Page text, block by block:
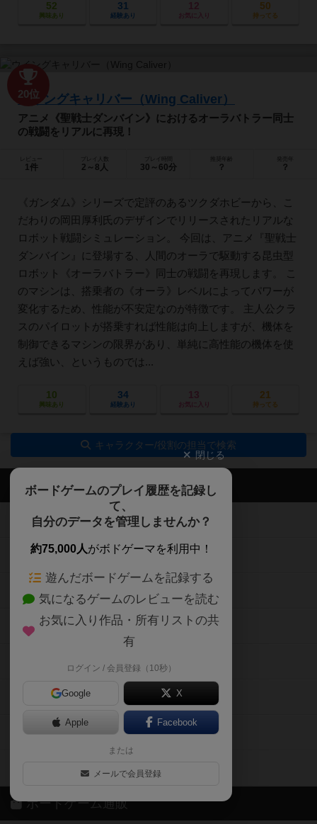
52
興味あり
31
経験あり
12
お気に入り
50
持ってる
20位
ウイングキャリバー（Wing Caliver）
アニメ《聖戦士ダンバイン》におけるオーラバトラー同士
の戦闘をリアルに再現！
1件
プレイ人数
2～8人 30～60分 ？ ？
《ガンダム》シリーズで定評のあるツクダホビーから、こ
だわりの岡田厚利氏のデザインでリリースされたリアルな
ロボット戦闘シミュレーション。 今回は、アニメ『聖戦士
ダンバイン』に登場する、人間のオーラで駆動する昆虫型
ロボット《オーラバトラー》同士の戦闘を再現します。 こ
のマシンは、搭乗者の《オーラ》レベルによってパワーが
変化するため、性能が不安定なのが特徴です。 主人公クラ
スのパイロットが搭乗すれば性能は向上しますが、機体を
制御できるマシンの限界があり、単純に高性能の機体を使
えば強い、というものでは...
10
興味あり
34
経験あり
13
お気に入り
21
持ってる
キャラクター/役割の担当で検索
閉じる
ボードゲームのプレイ履歴を記録し
て、
自分のデータを管理しませんか？
約75,000人がボドゲーマを利用中！
遊んだボードゲームを記録する
気になるゲームのレビューを読む
お気に入り作品・所有リストの共
有
ログイン / 会員登録（10秒）
Google X
Apple Facebook
または
メールで会員登録
ボドゲーマTOP
ボードゲームを検索する
ボードゲームの新着レビュー
ボードゲーム会情報
メカニクス特集
掲示板・トピックス
ボドとも・会員一覧
ボードゲーム業界コラム
ボドゲーマご利用案内
ボードゲーム通販